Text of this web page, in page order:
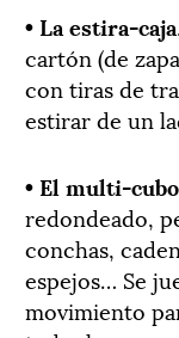
• La estira-caja
cartón (de
con tiras de
estirar de un
• El multi-
redondeado,
conchas,
espejos… Se
movimiento